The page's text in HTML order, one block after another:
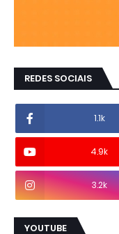
REDES SOCIAIS
1.1k
4.9k
3.2k
YOUTUBE